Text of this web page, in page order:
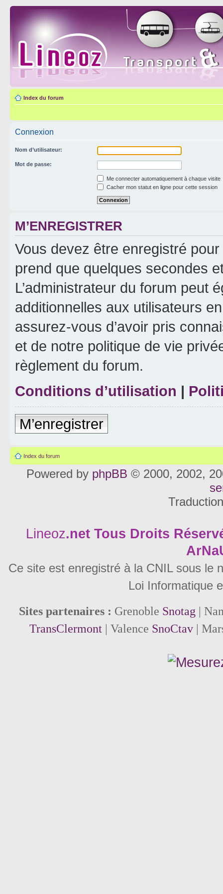
Index du forum
Connexion
Nom d’utilisateur:
Mot de passe:
Me connecter automatiquement à chaque visite
Cacher mon statut en ligne pour cette session
M’ENREGISTRER
Vous devez être enregistré
prend que quelques secondes
L’administrateur du forum peut
additionnelles aux utilisateurs
assurez-vous d’avoir pris
et de notre politique de vie
règlement du forum.
Conditions d’utilisation |
M’enregistrer
Index du forum
Powered by phpBB © 2000, 2002,
Lineoz.net Tous Droits
Ce site est enregistré à la CNIL sous le
Loi Informatique
Sites partenaires : Grenoble Snotag |
TransClermont| Valence SnoCtav|